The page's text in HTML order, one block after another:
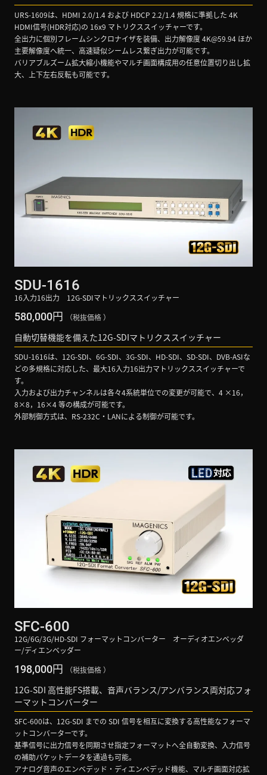
URS-1609は、HDMI 2.0/1.4 および HDCP 2.2/1.4 規格に準拠した 4K
HDMI信号(HDR対応)の 16x9 マトリクススイッチャーです。
全出力に個別フレームシンクロナイザを装備、出力解像度 4K@59.94 ほか
主要解像度へ統一、高速疑似シームレス繋ぎ出力が可能です。
バリアブルズーム拡大縮小機能やマルチ画面構成用の任意位置切り出し拡
大、上下左右反転も可能です。
SDU-1616
16入力16出力 12G-SDIマトリックススイッチャー
580,000円 （税抜価格 ）
自動切替機能を備えた12G-SDIマトリクススイッチャー
SDU-1616は、12G-SDI、6G-SDI、3G-SDI、HD-SDI、SD-SDI、DVB-ASIな
どの多規格に対応した、最大16入力16出力マトリックススイッチャーで
す。
入力および出力チャンネルは各々4系統単位での変更が可能で、4 ×16，
8×8，16×4 等の構成が可能です。
外部制御方式は、RS-232C・LANによる制御が可能です。
SFC-600
12G/6G/3G/HD-SDI フォーマットコンバーター オーディオエンベッダ
ー/ディエンベッダー
198,000円 （税抜価格 ）
12G-SDI 高性能FS搭載、音声バランス/アンバランス両対応フォ
ーマットコンバーター
SFC-600は、12G-SDI までの SDI 信号を相互に変換する高性能なフォーマ
ットコンバーターです。
基準信号に出力信号を同期させ指定フォーマットへ全自動変換、入力信号
の補助パケットデータを通過も可能。
アナログ音声のエンベデッド・ディエンベデッド機能、マルチ画面対応拡